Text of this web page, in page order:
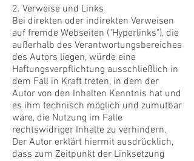
2. Verweise und Links
Bei direkten oder indirekten Verweisen
auf fremde Webseiten ("Hyperlinks"), die
außerhalb des Verantwortungsbereiches
des Autors liegen, würde eine
Haftungsverpflichtung ausschließlich in
dem Fall in Kraft treten, in dem der
Autor von den Inhalten Kenntnis hat und
es ihm technisch möglich und zumutbar
wäre, die Nutzung im Falle
rechtswidriger Inhalte zu verhindern.
Der Autor erklärt hiermit ausdrücklich,
dass zum Zeitpunkt der Linksetzung